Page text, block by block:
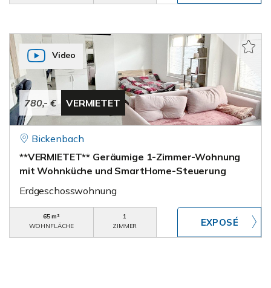
780,- € VERMIETET
Video
Bickenbach
**VERMIETET** Geräumige 1-Zimmer-Wohnung
mit Wohnküche und SmartHome-Steuerung
Erdgeschosswohnung
65 m²
WOHNFLÄCHE
1
ZIMMER